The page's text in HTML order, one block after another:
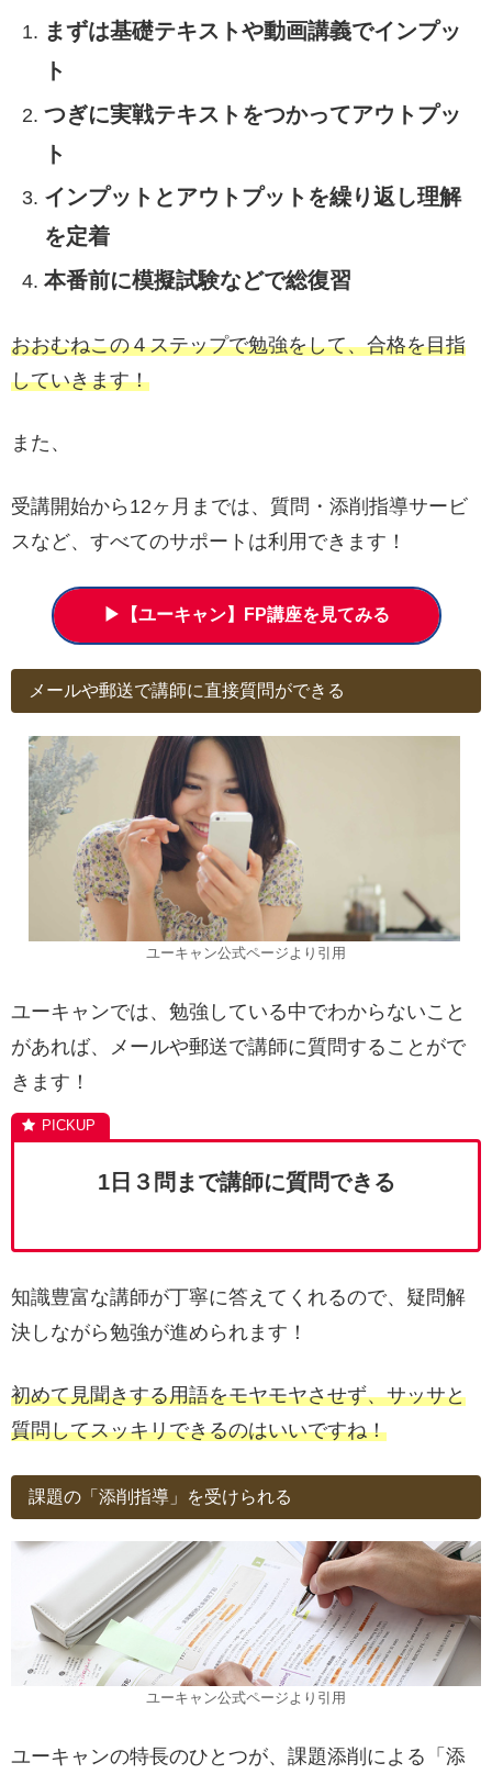
まずは基礎テキストや動画講義でインプッ
ト
つぎに実戦テキストをつかってアウトプッ
ト
インプットとアウトプットを繰り返し理解
を定着
本番前に模擬試験などで総復習
おおむねこの４ステップで勉強をして、合格を目指
していきます！
また、
受講開始から12ヶ月までは、質問・添削指導サービ
スなど、すべてのサポートは利用できます！
▶【ユーキャン】FP講座を見てみる
メールや郵送で講師に直接質問ができる
ユーキャン公式ページより引用
ユーキャンでは、勉強している中でわからないこと
があれば、メールや郵送で講師に質問することがで
きます！
1日３問まで講師に質問できる
知識豊富な講師が丁寧に答えてくれるので、疑問解
決しながら勉強が進められます！
初めて見聞きする用語をモヤモヤさせず、サッサと
質問してスッキリできるのはいいですね！
課題の「添削指導」を受けられる
ユーキャン公式ページより引用
ユーキャンの特長のひとつが、課題添削による「添